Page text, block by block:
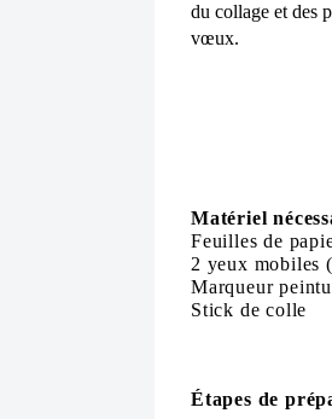
du collage et des
vœux.
Matériel
Feuilles de
2 yeux mobiles
Marqueur
Stick de colle
Étapes de